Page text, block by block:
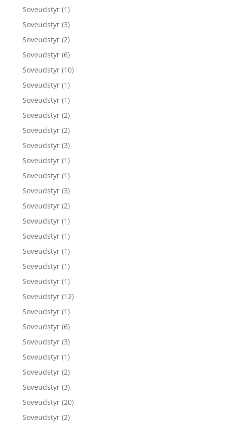
Soveudstyr (1)
Soveudstyr (3)
Soveudstyr (2)
Soveudstyr (6)
Soveudstyr (10)
Soveudstyr (1)
Soveudstyr (1)
Soveudstyr (2)
Soveudstyr (2)
Soveudstyr (3)
Soveudstyr (1)
Soveudstyr (1)
Soveudstyr (3)
Soveudstyr (2)
Soveudstyr (1)
Soveudstyr (1)
Soveudstyr (1)
Soveudstyr (1)
Soveudstyr (1)
Soveudstyr (12)
Soveudstyr (1)
Soveudstyr (6)
Soveudstyr (3)
Soveudstyr (1)
Soveudstyr (2)
Soveudstyr (3)
Soveudstyr (20)
Soveudstyr (2)